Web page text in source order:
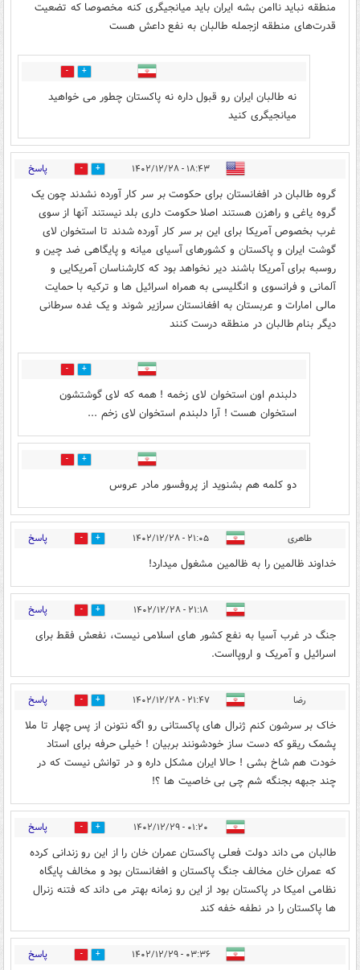
منطقه نباید ناامن بشه ایران باید میانجیگری کنه مخصوصا که تضعیت
قدرت‌های منطقه ازجمله طالبان به نفع داعش هست
0
نه طالبان ایران رو قبول داره نه پاکستان چطور می خواهید
میانجیگری کنید
۱۸:۴۳ - ۱۴۰۲/۱۲/۲۸ 7 پاسخ
گروه طالبان در افغانستان برای حکومت بر سر کار آورده نشدند چون یک
گروه یاغی و راهزن هستند اصلا حکومت داری بلد نیستند آنها از سوی
غرب بخصوص آمریکا برای این بر سر کار آورده شدند تا استخوان لای
گوشت ایران و پاکستان و کشورهای آسیای میانه و پایگاهی ضد چین و
روسبه برای آمریکا باشند دیر نخواهد بود که کارشناسان آمریکایی و
آلمانی و فرانسوی و انگلیسی به همراه اسرائیل ها و ترکیه با حمایت
مالی امارات و عربستان به افغانستان سرازیر شوند و یک غده سرطانی
دیگر بنام طالبان در منطقه درست کنند
0
دلبندم اون استخوان لای زخمه ! همه که لای گوشتشون
استخوان هست ! آرا دلبندم استخوان لای زخم ...
0
دو کلمه هم بشنوید از پروفسور مادر عروس
طاهری ۲۱:۰۵ - ۱۴۰۲/۱۲/۲۸ 0 پاسخ
خداوند ظالمین را به ظالمین مشغول میدارد!
۲۱:۱۸ - ۱۴۰۲/۱۲/۲۸ 4 پاسخ
جنگ در غرب آسیا به نفع کشور های اسلامی نیست، نفعش فقط برای
اسرائیل و آمریک و اروپااست.
رضا ۲۱:۴۷ - ۱۴۰۲/۱۲/۲۸ 0 پاسخ
خاک بر سرشون کنم ژنرال های پاکستانی رو اگه نتونن از پس چهار تا ملا
پشمک ریقو که دست ساز خودشونند بربیان ! خیلی حرفه برای استاد
خودت هم شاخ بشی ! حالا ایران مشکل داره و در توانش نیست که در
چند جبهه بجنگه شم چی بی خاصیت ها ؟!
۰۱:۲۰ - ۱۴۰۲/۱۲/۲۹ 2 پاسخ
طالبان می داند دولت فعلی پاکستان عمران خان را از این رو زندانی کرده
که عمران خان مخالف جنگ پاکستان و افغانستان بود و مخالف پایگاه
نظامی امیکا در پاکستان بود از این رو زمانه بهتر می داند که فتنه زنرال
ها پاکستان را در نطفه خفه کند
۰۳:۳۶ - ۱۴۰۲/۱۲/۲۹ 1 پاسخ